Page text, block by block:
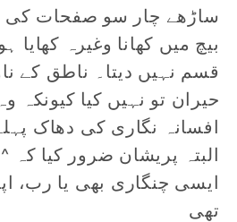
ساڑھے چار سو صفحات کی
بیچ میں کھانا وغیرہ
قسم نہیں دیتا۔ ناطق کے
حیران تو نہیں کیا کیونکہ
افسانہ نگاری کی دھاک
البتہ پریشان ضرور کیا کہ ^
ایسی چنگاری بھی یا رب،
تھی